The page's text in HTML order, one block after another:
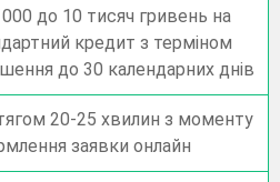
до 10 тисяч гривень на
кредит з терміном
до 30 календарних днів
20-25 хвилин з моменту
заявки онлайн